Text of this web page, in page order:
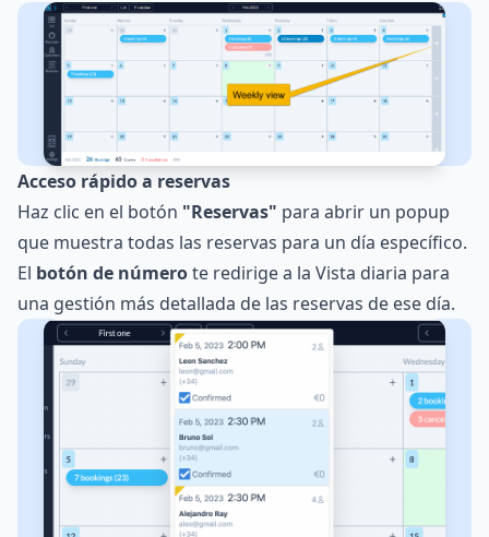
Acceso rápido a reservas
Haz clic en el botón "Reservas" para abrir un popup
que muestra todas las reservas para un día específico.
El botón de númerote redirige a la Vista diaria para
una gestión más detallada de las reservas de ese día.